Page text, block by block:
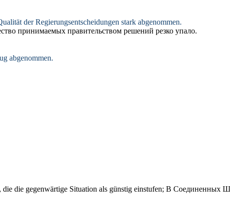
der Regierungsentscheidungen stark abgenommen.
принимаемых правительством решений резко упало.
abgenommen.
, die die gegenwärtige Situation als günstig einstufen; В Соединенных